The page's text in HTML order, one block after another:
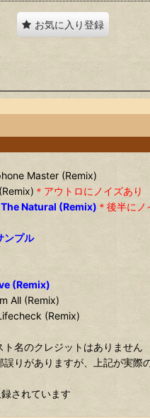
お気に入り登録
Master (Remix)
＊アウトロにノイズあり
Natural (Remix) ＊後半にノ
ンプル
(Remix)
All (Remix)
(Remix)
ト名のクレジットはありません
誤りがありますが、上記が実際
されています